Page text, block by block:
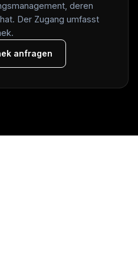
deren
Der Zugang umfasst
anfragen